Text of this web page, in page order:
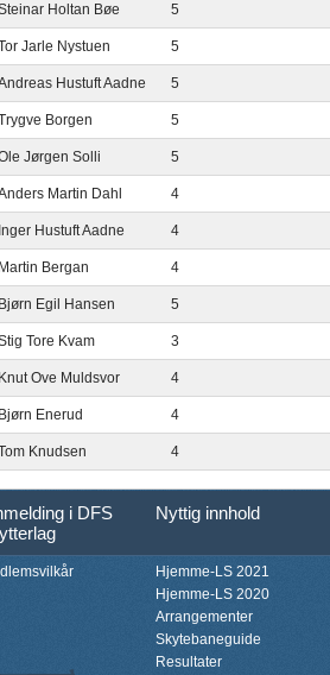
Holtan Bøe 5
Jarle Nystuen 5
Hustuft Aadne 5
Borgen 5
Jørgen Solli 5
Martin Dahl 4
Inger Hustuft Aadne 4
Martin Bergan 4
Bjørn Egil Hansen 5
Tore Kvam 3
Knut Ove Muldsvor 4
Bjørn Enerud 4
Knudsen 4
i DFS
Nyttig innhold
Hjemme-LS 2021
Hjemme-LS 2020
Arrangementer
Skytebaneguide
Resultater